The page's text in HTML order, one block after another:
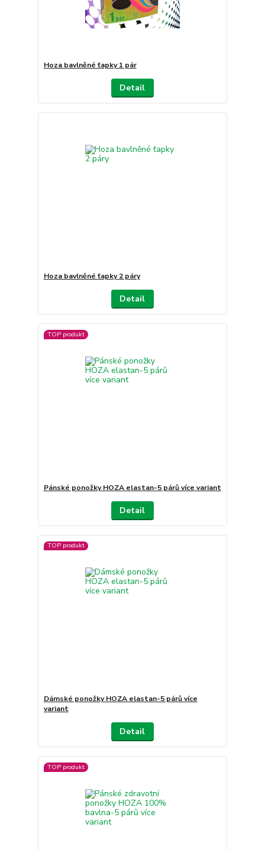
Hoza bavlněné ťapky 1 pár
Detail
Hoza bavlněné ťapky 2 páry
Detail
TOP produkt
Pánské ponožky HOZA elastan-5 párů více variant
Detail
TOP produkt
Dámské ponožky HOZA elastan-5 párů více
variant
Detail
TOP produkt